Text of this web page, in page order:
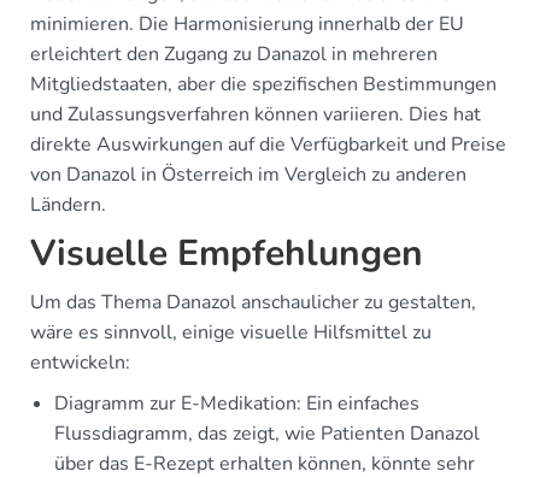
minimieren. Die Harmonisierung innerhalb der EU
erleichtert den Zugang zu Danazol in mehreren
Mitgliedstaaten, aber die spezifischen Bestimmungen
und Zulassungsverfahren können variieren. Dies hat
direkte Auswirkungen auf die Verfügbarkeit und Preise
von Danazol in Österreich im Vergleich zu anderen
Ländern.
Visuelle Empfehlungen
Um das Thema Danazol anschaulicher zu gestalten,
wäre es sinnvoll, einige visuelle Hilfsmittel zu
entwickeln:
Diagramm zur E-Medikation: Ein einfaches
Flussdiagramm, das zeigt, wie Patienten Danazol
über das E-Rezept erhalten können, könnte sehr